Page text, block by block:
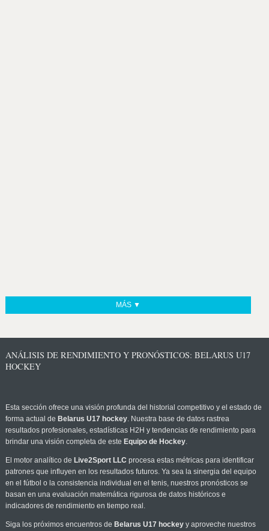
MÁS ▼
ANÁLISIS DE RENDIMIENTO Y PRONÓSTICOS: BELARUS U17
HOCKEY
Esta sección ofrece una visión profunda del historial competitivo y el estado de
forma actual de Belarus U17 hockey. Nuestra base de datos rastrea
resultados profesionales, estadísticas H2H y tendencias de rendimiento para
brindar una visión completa de este Equipo de Hockey.
El motor analítico de Live2Sport LLC procesa estas métricas para identificar
patrones que influyen en los resultados futuros. Ya sea la sinergia del equipo
en el fútbol o la consistencia individual en el tenis, nuestros pronósticos se
basan en una evaluación matemática rigurosa de datos históricos e
indicadores de rendimiento en tiempo real.
Siga los próximos encuentros de Belarus U17 hockeyy aproveche nuestros